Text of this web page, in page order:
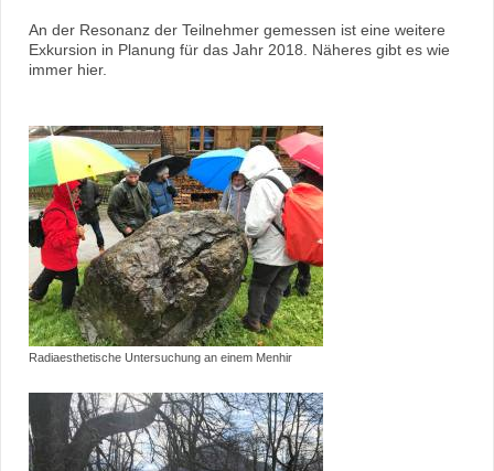
An der Resonanz der Teilnehmer gemessen ist eine weitere
Exkursion in Planung für das Jahr 2018. Näheres gibt es wie
immer hier.
Radiaesthetische Untersuchung an einem Menhir